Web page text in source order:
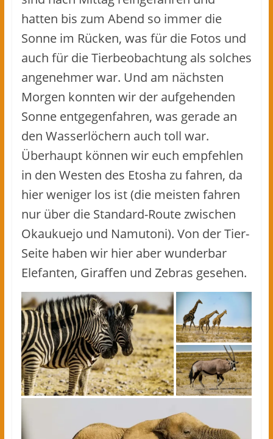
hatten bis zum Abend so immer die
Sonne im Rücken, was für die Fotos und
auch für die Tierbeobachtung als solches
angenehmer war. Und am nächsten
Morgen konnten wir der aufgehenden
Sonne entgegenfahren, was gerade an
den Wasserlöchern auch toll war.
Überhaupt können wir euch empfehlen
in den Westen des Etosha zu fahren, da
hier weniger los ist (die meisten fahren
nur über die Standard-Route zwischen
Okaukuejo und Namutoni). Von der Tier-
Seite haben wir hier aber wunderbar
Elefanten, Giraffen und Zebras gesehen.